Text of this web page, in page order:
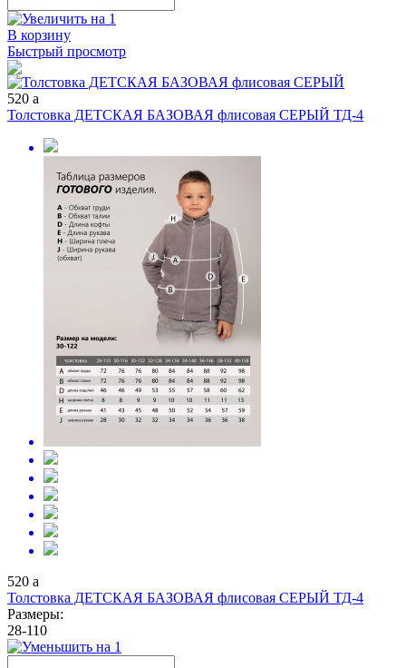
В корзину
Быстрый просмотр
520 a
Толстовка ДЕТСКАЯ БАЗОВАЯ флисовая СЕРЫЙ ТД-4
520 a
Толстовка ДЕТСКАЯ БАЗОВАЯ флисовая СЕРЫЙ ТД-4
Размеры:
28-110